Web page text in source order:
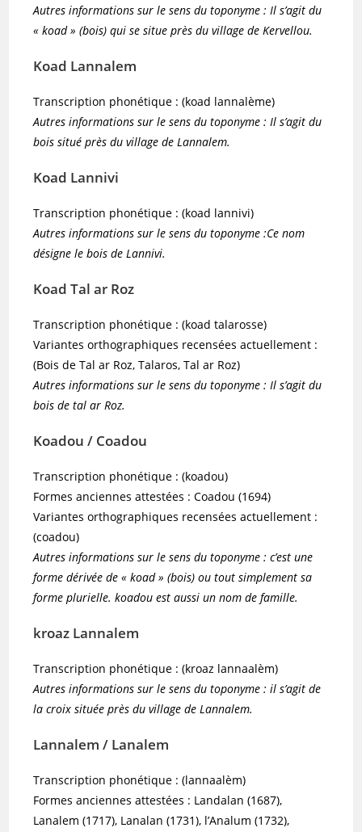
Autres informations sur le sens du toponyme : Il s’agit du
« koad » (bois) qui se situe près du village de Kervellou.
Koad Lannalem
Transcription phonétique : (koad lannalème)
Autres informations sur le sens du toponyme : Il s’agit du
bois situé près du village de Lannalem.
Koad Lannivi
Transcription phonétique : (koad lannivi)
Autres informations sur le sens du toponyme :Ce nom
désigne le bois de Lannivi.
Koad Tal ar Roz
Transcription phonétique : (koad talarosse)
Variantes orthographiques recensées actuellement :
(Bois de Tal ar Roz, Talaros, Tal ar Roz)
Autres informations sur le sens du toponyme : Il s’agit du
bois de tal ar Roz.
Koadou / Coadou
Transcription phonétique : (koadou)
Formes anciennes attestées : Coadou (1694)
Variantes orthographiques recensées actuellement :
(coadou)
Autres informations sur le sens du toponyme : c’est une
forme dérivée de « koad » (bois) ou tout simplement sa
forme plurielle. koadou est aussi un nom de famille.
kroaz Lannalem
Transcription phonétique : (kroaz lannaalèm)
Autres informations sur le sens du toponyme : il s’agit de
la croix située près du village de Lannalem.
Lannalem / Lanalem
Transcription phonétique : (lannaalèm)
Formes anciennes attestées : Landalan (1687),
Lanalem (1717), Lanalan (1731), l’Analum (1732),